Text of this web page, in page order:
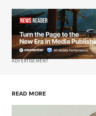
ADVERTISEMENT
READ MORE